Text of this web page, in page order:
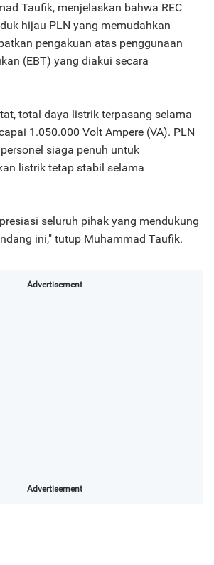
Taufik, menjelaskan bahwa REC
hijau PLN yang memudahkan
pengakuan atas penggunaan
(EBT) yang diakui secara
total daya listrik terpasang selama
1.050.000 Volt Ampere (VA). PLN
siaga penuh untuk
listrik tetap stabil selama
seluruh pihak yang mendukung
ini," tutup Muhammad Taufik.
Advertisement
Advertisement